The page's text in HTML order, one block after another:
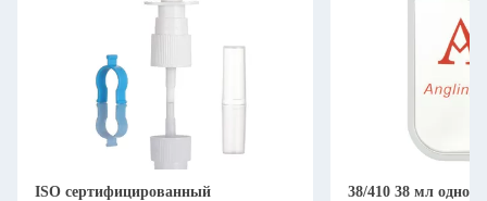
ISO сертифицированный
38/410 38 мл